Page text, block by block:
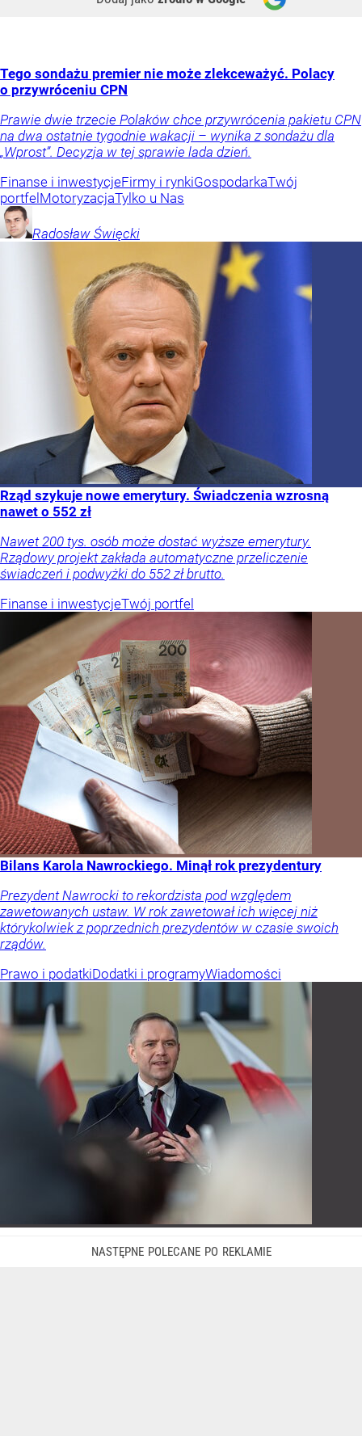
Tego sondażu premier nie może zlekceważyć. Polacy
o przywróceniu CPN
Prawie dwie trzecie Polaków chce przywrócenia pakietu CPN
na dwa ostatnie tygodnie wakacji – wynika z sondażu dla
„Wprost”. Decyzja w tej sprawie lada dzień.
Finanse i inwestycjeFirmy i rynkiGospodarkaTwój
portfel MotoryzacjaTylko u Nas
Radosław Święcki
Rząd szykuje nowe emerytury. Świadczenia wzrosną
nawet o 552 zł
Nawet 200 tys. osób może dostać wyższe emerytury.
Rządowy projekt zakłada automatyczne przeliczenie
świadczeń i podwyżki do 552 zł brutto.
Finanse i inwestycjeTwój portfel
Bilans Karola Nawrockiego. Minął rok prezydentury
Prezydent Nawrocki to rekordzista pod względem
zawetowanych ustaw. W rok zawetował ich więcej niż
którykolwiek z poprzednich prezydentów w czasie swoich
rządów.
Prawo i podatkiDodatki i programyWiadomości